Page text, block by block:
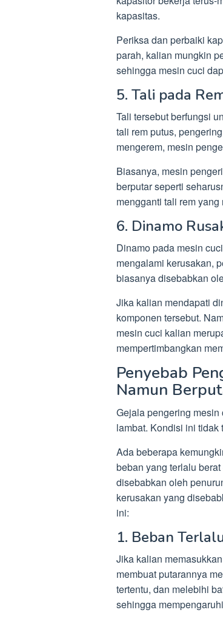
kapasitas.
Periksa dan perbaiki
parah, kalian mungkin
sehingga mesin cuci
5. Tali pada
Tali tersebut berfungsi
tali rem putus,
mengerem, mesin
Biasanya, mesin
berputar seperti
mengganti tali rem
6. Dinamo
Dinamo pada mesin
mengalami kerusakan,
biasanya disebabkan
Jika kalian mendapati
komponen tersebut.
mesin cuci kalian
mempertimbangkan
Penyebab
Namun
Gejala pengering
lambat. Kondisi ini
Ada beberapa
beban yang terlalu
disebabkan oleh
kerusakan yang
ini:
1. Beban
Jika kalian
membuat putarannya
tertentu, dan melebihi
sehingga